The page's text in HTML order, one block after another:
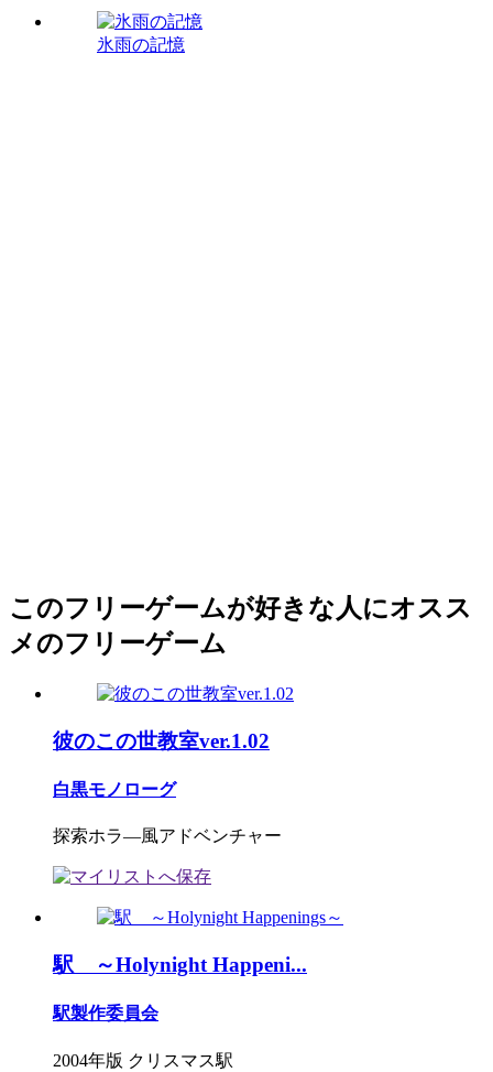
氷雨の記憶
このフリーゲームが好きな人にオスス
メのフリーゲーム
彼のこの世教室ver.1.02
白黒モノローグ
探索ホラ―風アドベンチャー
駅 ～Holynight Happeni...
駅製作委員会
2004年版 クリスマス駅